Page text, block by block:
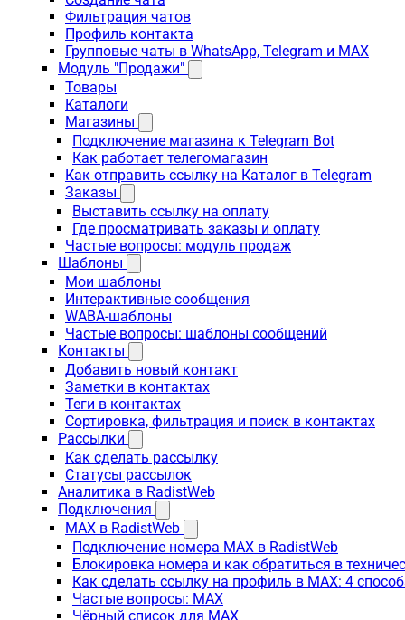
Фильтрация чатов
Профиль контакта
Групповые чаты в WhatsApp, Telegram и MAX
Модуль "Продажи"
Товары
Каталоги
Магазины
Подключение магазина к Telegram Bot
Как работает телегомагазин
Как отправить ссылку на Каталог в Telegram
Заказы
Выставить ссылку на оплату
Где просматривать заказы и оплату
Частые вопросы: модуль продаж
Шаблоны
Мои шаблоны
Интерактивные сообщения
WABA-шаблоны
Частые вопросы: шаблоны сообщений
Контакты
Добавить новый контакт
Заметки в контактах
Теги в контактах
Сортировка, фильтрация и поиск в контактах
Рассылки
Как сделать рассылку
Статусы рассылок
Аналитика в RadistWeb
Подключения
MAX в RadistWeb
Подключение номера MAX в RadistWeb
Блокировка номера и как обратиться в
Как сделать ссылку на профиль в MAX: 4
Частые вопросы: MAX
Чёрный список для MAX